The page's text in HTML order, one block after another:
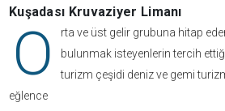
Kuşadası Kruvaziyer Limanı
O
rta ve üst gelir grubuna hitap
bulunmak isteyenlerin tercih
turizm çeşidi deniz ve gemi
eğlence